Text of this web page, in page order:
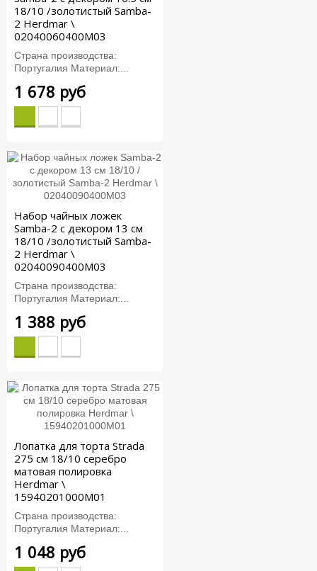
18/10 /золотистый Samba-
2 Herdmar \
02040060400M03
Страна производства:
Португалия Материал:...
1 678 руб
Набор чайных ложек
Samba-2 с декором 13 см
18/10 /золотистый Samba-
2 Herdmar \
02040090400M03
Страна производства:
Португалия Материал:...
1 388 руб
Лопатка для торта Strada
275 см 18/10 серебро
матовая полировка
Herdmar \
15940201000M01
Страна производства:
Португалия Материал:...
1 048 руб